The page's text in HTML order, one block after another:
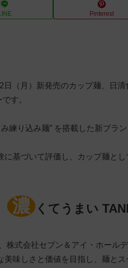
Pinterest
（月）新発売のカップ麺、日清
す。
練り込み麺” を搭載した新ブラ
に基づいて評価し、カップ麺と
濃 くてうまい
株式会社セブン＆アイ・ホール
美味しさと価値を目指し、麺と